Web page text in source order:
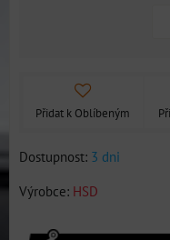
Přidat k Oblíbeným
Dostupnost: 3 dni
Výrobce: HSD